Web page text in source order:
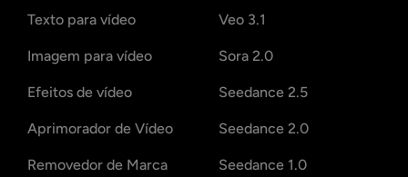
Texto para vídeo
Imagem para vídeo
Efeitos de vídeo
Aprimorador de Vídeo
Removedor de Marca
Veo 3.1
Sora 2.0
Seedance 2.5
Seedance 2.0
Seedance 1.0